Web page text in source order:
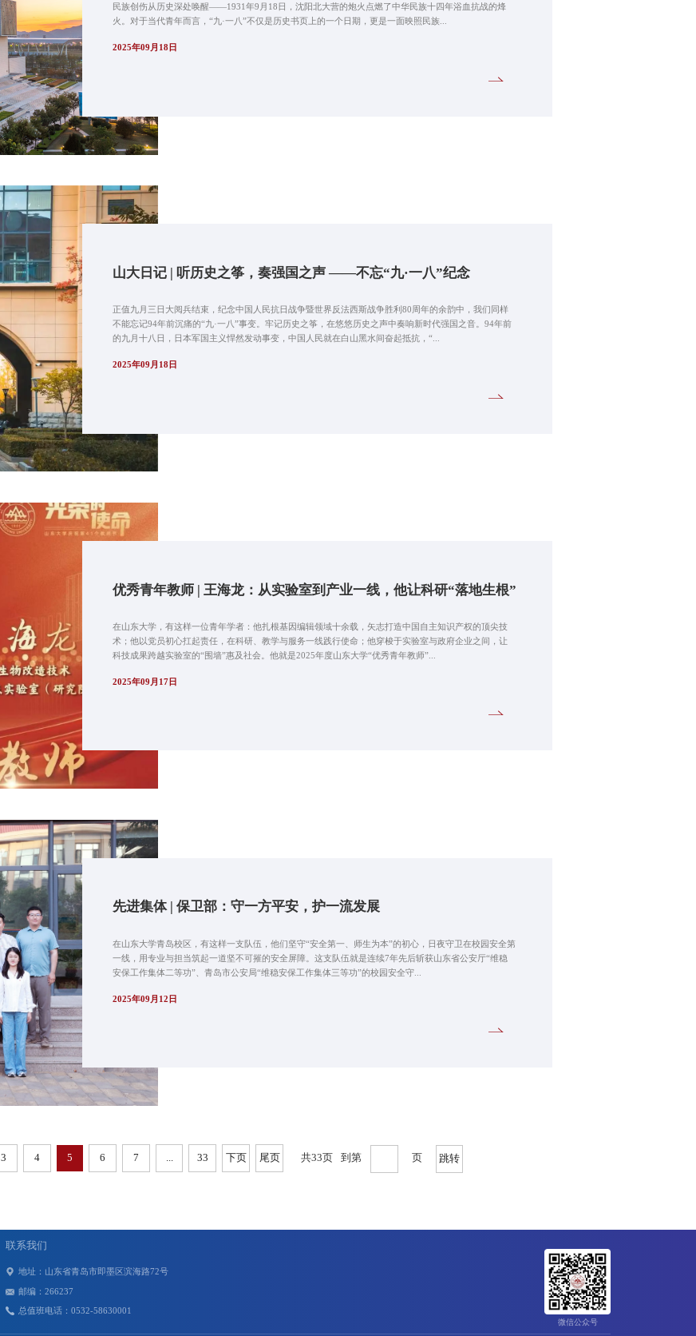
民族创伤从历史深处唤醒——1931年9月18日，沈阳北大营的炮火点燃了中华民族十四年浴血抗战的烽
火。对于当代青年而言，“九·一八”不仅是历史书页上的一个日期，更是一面映照民族...
2025年09月18日
山大日记 | 听历史之筝，奏强国之声 ——不忘“九·一八”纪念
正值九月三日大阅兵结束，纪念中国人民抗日战争暨世界反法西斯战争胜利80周年的余韵中，我们同样
不能忘记94年前沉痛的“九·一八”事变。牢记历史之筝，在悠悠历史之声中奏响新时代强国之音。94年前
的九月十八日，日本军国主义悍然发动事变，中国人民就在白山黑水间奋起抵抗，“...
2025年09月18日
优秀青年教师 | 王海龙：从实验室到产业一线，他让科研“落地生根”
在山东大学，有这样一位青年学者：他扎根基因编辑领域十余载，矢志打造中国自主知识产权的顶尖技
术；他以党员初心扛起责任，在科研、教学与服务一线践行使命；他穿梭于实验室与政府企业之间，让
科技成果跨越实验室的“围墙”惠及社会。他就是2025年度山东大学“优秀青年教师”...
2025年09月17日
先进集体 | 保卫部：守一方平安，护一流发展
在山东大学青岛校区，有这样一支队伍，他们坚守“安全第一、师生为本”的初心，日夜守卫在校园安全第
一线，用专业与担当筑起一道坚不可摧的安全屏障。这支队伍就是连续7年先后斩获山东省公安厅“维稳
安保工作集体二等功”、青岛市公安局“维稳安保工作集体三等功”的校园安全守...
2025年09月12日
3 4 5 6 7 ... 33 下页 尾页 共33页 到第 页 跳转
联系我们
地址：山东省青岛市即墨区滨海路72号
邮编：266237
总值班电话：0532-58630001
微信公众号